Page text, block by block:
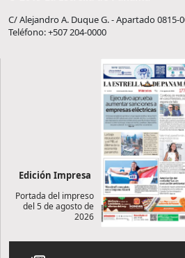
C/ Alejandro A. Duque G. - Apartado 0815-
Teléfono: +507 204-0000
Edición Impresa
Portada del impreso
del 5 de agosto de
2026